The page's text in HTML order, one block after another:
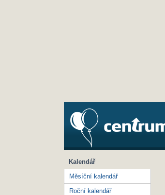
Kalendář
Měsíční kalendář
Roční kalendář